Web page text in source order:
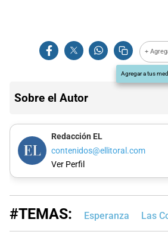
+
Agregar a tus
Sobre el Autor
Redacción EL
contenidos@ellitoral.com
Ver Perfil
#TEMAS: Esperanza Las